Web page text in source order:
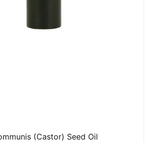
(Castor) Seed Oil